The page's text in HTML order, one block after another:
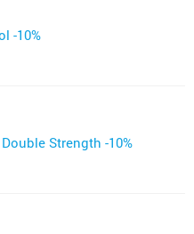
-10%
Strength -10%